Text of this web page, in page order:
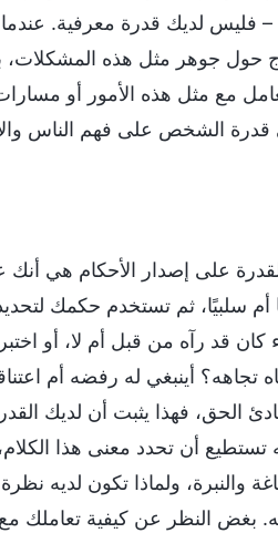
– فليس لديك قدرة معرفية.
حول جوهر مثل هذه
مع مثل هذه الأمور أو
الشخص على فهم الناس
على إصدار الأحكام هي أنك
سلبيًا، ثم تستخدم حكمك
قد رآه من قبل أم لا، أو
تجاهه؟ أينبغي له رفضه أم
الحق، فهذا يثبت أن لديك
أن تحدد معنى هذا
والنبرة، ولماذا تكون لديه
بغض النظر عن كيفية تعاملك